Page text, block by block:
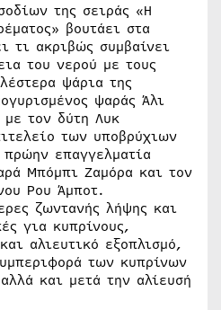
της σειράς «Η
βουτάει στα
τι ακριβώς συμβαίνει
του νερού με τους
ψάρια της
ψαράς Άλι
με τον δύτη Λυκ
των υποβρύχιων
επαγγελματία
Μπόμπι Ζαμόρα και τον
Ρου Άμποτ.
ζωντανής λήψης και
για κυπρίνους,
αλιευτικό εξοπλισμό,
των κυπρίνων
και μετά την αλίευσή